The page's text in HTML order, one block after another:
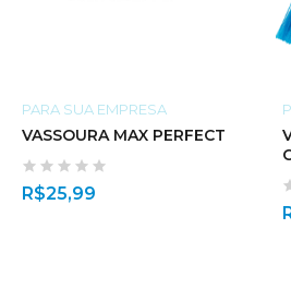
PARA SUA EMPRESA
VASSOURA MAX PERFECT
R$25,99